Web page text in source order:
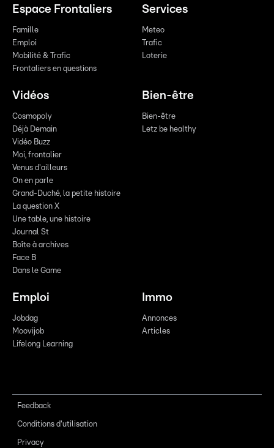
Espace Frontaliers
Famille
Emploi
Mobilité & Trafic
Frontaliers en questions
Services
Meteo
Trafic
Loterie
Vidéos
Cosmopoly
Déjà Demain
Vidéo Buzz
Moi, frontalier
Venus d'ailleurs
On en parle
Grand-Duché, la petite histoire
La question X
Une table, une histoire
Journal St
Boîte à archives
Face B
Dans le Game
Bien-être
Bien-être
Letz be healthy
Emploi
Jobdag
Moovijob
Lifelong Learning
Immo
Annonces
Articles
Feedback
Conditions d'utilisation
Privacy